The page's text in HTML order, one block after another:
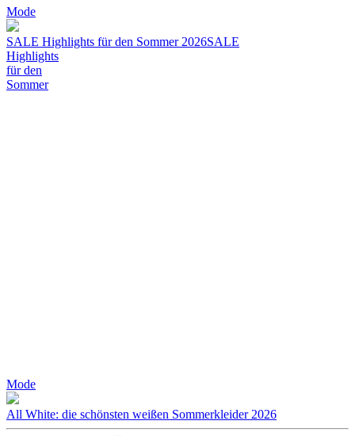
Mode
SALE Highlights für den Sommer 2026SALE
Highlights
für den
Sommer
Mode
All White: die schönsten weißen Sommerkleider 2026